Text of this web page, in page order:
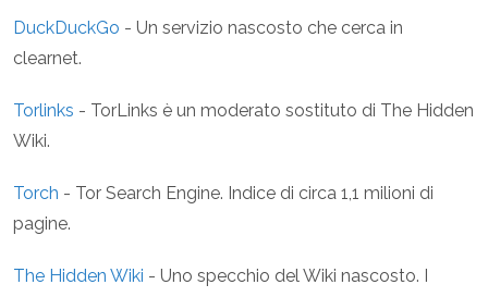
DuckDuckGo - Un servizio nascosto che cerca in
clearnet.
Torlinks - TorLinks è un moderato sostituto di The Hidden
Wiki.
Torch - Tor Search Engine. Indice di circa 1,1 milioni di
pagine.
The Hidden Wiki - Uno specchio del Wiki nascosto. I